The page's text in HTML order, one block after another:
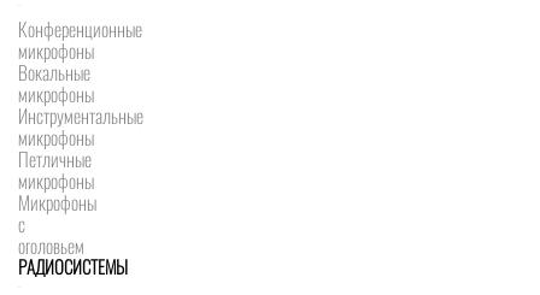
Конференционные
микрофоны
Вокальные
микрофоны
Инструментальные
микрофоны
Петличные
микрофоны
Микрофоны
с
оголовьем
РАДИОСИСТЕМЫ